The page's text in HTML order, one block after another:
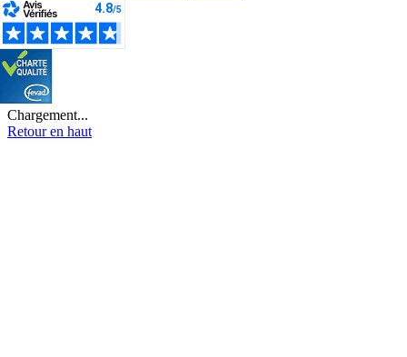
Chargement...
Retour en haut